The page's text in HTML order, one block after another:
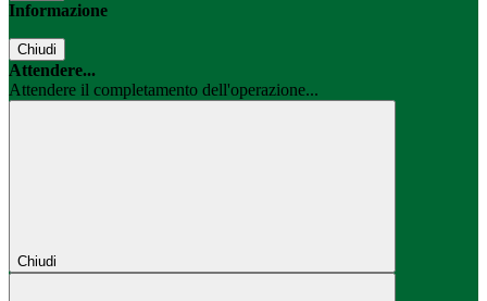
Informazione
Chiudi
Attendere...
Attendere il completamento dell'operazione...
Chiudi